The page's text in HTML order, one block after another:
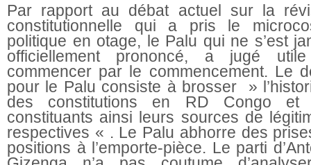
Par rapport au débat actuel sur la
constitutionnelle qui a pris le
politique en otage, le Palu qui ne s’est
officiellement prononcé, a jugé
commencer par le commencement. Le
pour le Palu consiste à brosser »
des constitutions en RD Congo et
constituants ainsi leurs sources de
respectives « . Le Palu abhorre des
positions à l’emporte-pièce. Le parti